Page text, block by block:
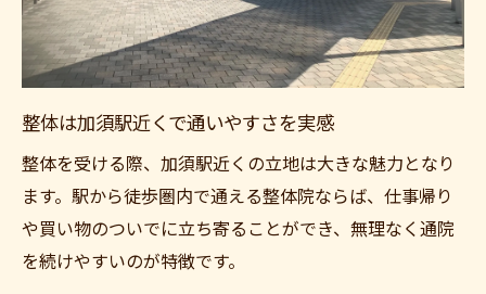
加須整体なら通院の負担を減らしやすい
駅近整体は効果実感まで続けやすい理由
ト
整体費用や通院回数の目安はどう考える？
安心して通える整体選びの秘訣とは
整体の安心感は加須駅周辺でどう得るか
整体は加須駅近くで通いやすさを実感
整体を受ける際、加須駅近くの立地は大きな魅力となり
ます。駅から徒歩圏内で通える整体院ならば、仕事帰り
や買い物のついでに立ち寄ることができ、無理なく通院
を続けやすいのが特徴です。